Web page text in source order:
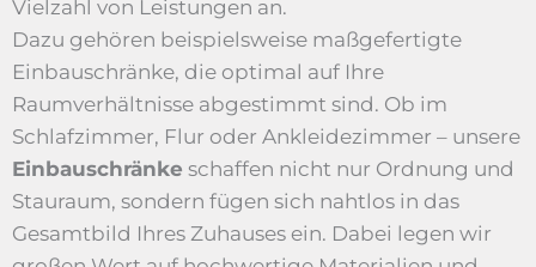
Vielzahl von Leistungen an.
Dazu gehören beispielsweise maßgefertigte
Einbauschränke, die optimal auf Ihre
Raumverhältnisse abgestimmt sind. Ob im
Schlafzimmer, Flur oder Ankleidezimmer – unsere
Einbauschränke schaffen nicht nur Ordnung und
Stauraum, sondern fügen sich nahtlos in das
Gesamtbild Ihres Zuhauses ein. Dabei legen wir